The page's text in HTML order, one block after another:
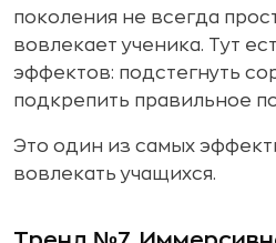
поколения не всегда
вовлекает ученика. Тут
эффектов: подстегнуть
подкрепить правильное
Это один из самых
вовлекать учащихся.